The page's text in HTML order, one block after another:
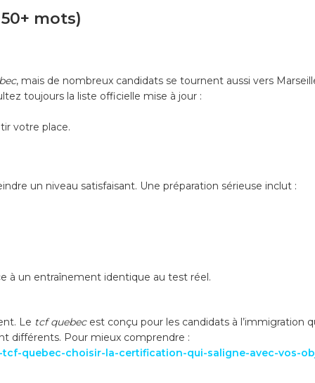
mots)
, mais de nombreux candidats se tournent aussi vers
toujours la liste officielle mise à jour :
votre place.
un niveau satisfaisant. Une préparation sérieuse inclut :
à un entraînement identique au test réel.
Le tcf quebecest conçu pour les candidats à l’immigration
différents. Pour mieux comprendre :
quebec-choisir-la-certification-qui-saligne-avec-vos-